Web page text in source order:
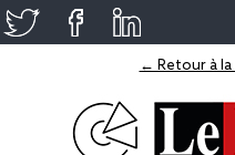
← Retour à la